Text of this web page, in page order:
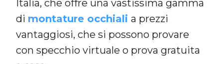
Italia, che offre una vastissima gamma
di montature occhiali a prezzi
vantaggiosi, che si possono provare
con specchio virtuale o prova gratuita